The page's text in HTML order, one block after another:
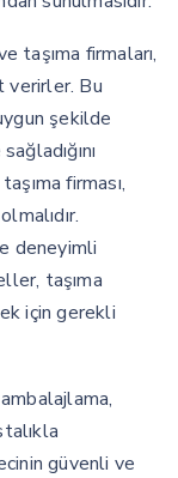
taşıma firmaları,
verirler. Bu
şekilde
firması,
deneyimli
taşıma
için gerekli
güvenli ve